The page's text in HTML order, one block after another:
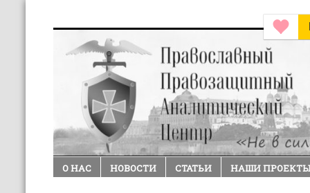
О НАС НОВОСТИ СТАТЬИ НАШИ